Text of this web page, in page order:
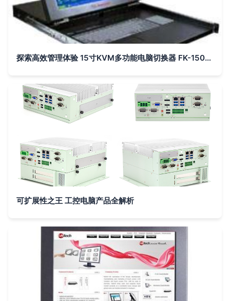
探索高效管理体验 15寸KVM多功能电脑切换器 FK-150-8U 详解
可扩展性之王 工控电脑产品全解析